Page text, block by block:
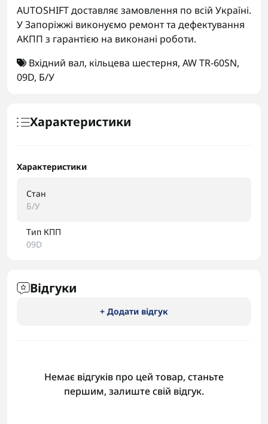
AUTOSHIFT доставляє замовлення по всій Україні.
У Запоріжжі виконуємо ремонт та дефектування
АКПП з гарантією на виконані роботи.
Вхідний вал, кільцева шестерня, AW TR-60SN,
09D, Б/У
Характеристики
Характеристики
Стан
Б/У
Тип КПП
09D
Відгуки
+ Додати відгук
Немає відгуків про цей товар, станьте
першим, залиште свій відгук.